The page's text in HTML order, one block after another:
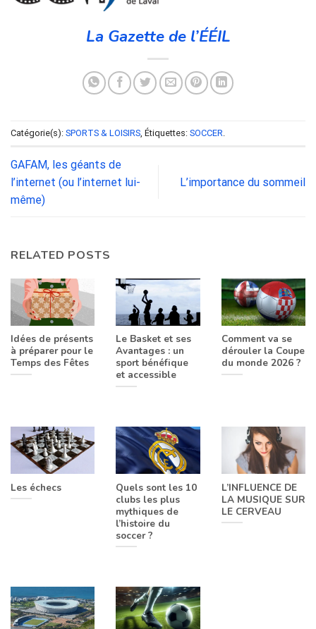
La Gazette de l’ÉÉIL
Catégorie(s): SPORTS & LOISIRS , Étiquettes: SOCCER
GAFAM, les géants de
l’internet (ou l’internet lui-
même)
L’importance du sommeil
RELATED POSTS
Idées de présents
à préparer pour le
Temps des Fêtes
Le Basket et ses
Avantages : un
sport bénéfique
et accessible
Comment va se
dérouler la Coupe
du monde 2026 ?
Les échecs
Quels sont les 10
clubs les plus
mythiques de
l’histoire du
soccer ?
L’INFLUENCE DE
LA MUSIQUE SUR
LE CERVEAU